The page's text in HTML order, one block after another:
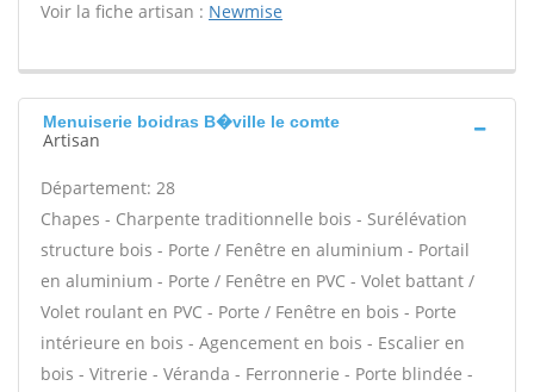
Voir la fiche artisan : Newmise
Menuiserie boidras B�ville le comte
Artisan
Département: 28
Chapes - Charpente traditionnelle bois - Surélévation
structure bois - Porte / Fenêtre en aluminium - Portail
en aluminium - Porte / Fenêtre en PVC - Volet battant /
Volet roulant en PVC - Porte / Fenêtre en bois - Porte
intérieure en bois - Agencement en bois - Escalier en
bois - Vitrerie - Véranda - Ferronnerie - Porte blindée -